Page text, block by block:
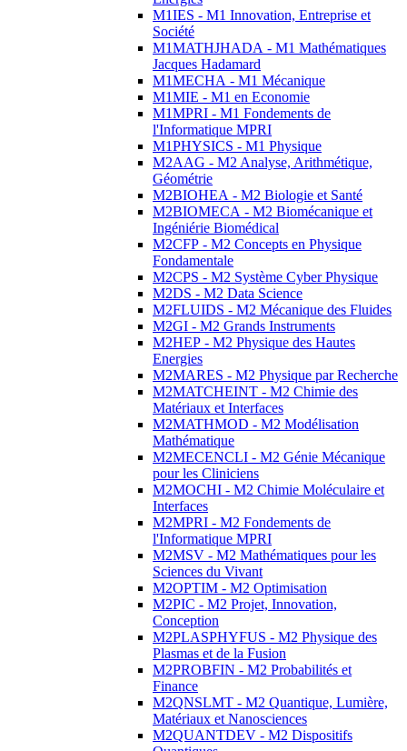
M1IES - M1 Innovation, Entreprise et
Société
M1MATHJHADA - M1 Mathématiques
Jacques Hadamard
M1MECHA - M1 Mécanique
M1MIE - M1 en Economie
M1MPRI - M1 Fondements de
l'Informatique MPRI
M1PHYSICS - M1 Physique
M2AAG - M2 Analyse, Arithmétique,
Géométrie
M2BIOHEA - M2 Biologie et Santé
M2BIOMECA - M2 Biomécanique et
Ingéniérie Biomédical
M2CFP - M2 Concepts en Physique
Fondamentale
M2CPS - M2 Système Cyber Physique
M2DS - M2 Data Science
M2FLUIDS - M2 Mécanique des Fluides
M2GI - M2 Grands Instruments
M2HEP - M2 Physique des Hautes
Energies
M2MARES - M2 Physique par Recherche
M2MATCHEINT - M2 Chimie des
Matériaux et Interfaces
M2MATHMOD - M2 Modélisation
Mathématique
M2MECENCLI - M2 Génie Mécanique
pour les Cliniciens
M2MOCHI - M2 Chimie Moléculaire et
Interfaces
M2MPRI - M2 Fondements de
l'Informatique MPRI
M2MSV - M2 Mathématiques pour les
Sciences du Vivant
M2OPTIM - M2 Optimisation
M2PIC - M2 Projet, Innovation,
Conception
M2PLASPHYFUS - M2 Physique des
Plasmas et de la Fusion
M2PROBFIN - M2 Probabilités et
Finance
M2QNSLMT - M2 Quantique, Lumière,
Matériaux et Nanosciences
M2QUANTDEV - M2 Dispositifs